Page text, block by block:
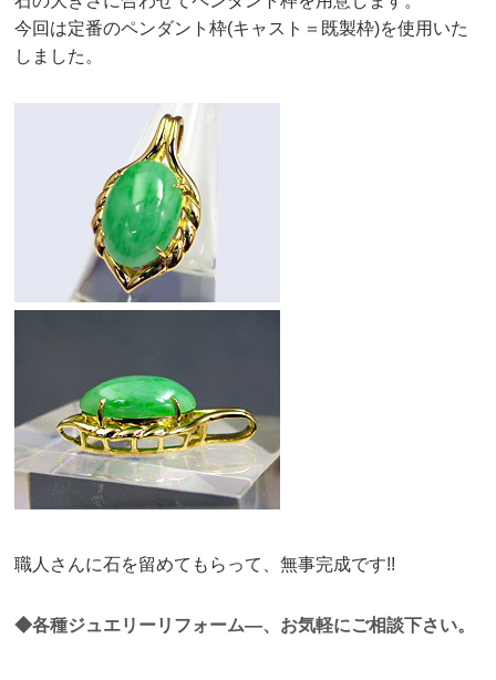
今回は定番のペンダント枠(キャスト＝既製枠)を使用いた
しました。
職人さんに石を留めてもらって、無事完成です!!
◆各種ジュエリーリフォーム—、お気軽にご相談下さい。